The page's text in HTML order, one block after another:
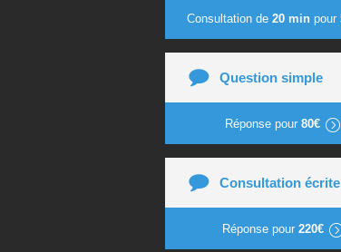
Consultation de 20 minpour
Question simple
Réponse pour 80€
Consultation écrite
Réponse pour 220€